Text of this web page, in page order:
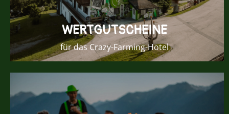
WERTGUTSCHEINE
für das Crazy-Farming-Hotel